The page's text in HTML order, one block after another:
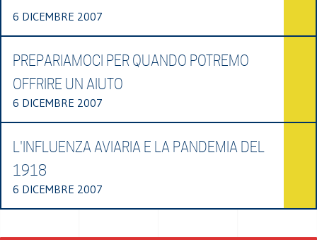
6 DICEMBRE 2007
PREPARIAMOCI PER QUANDO POTREMO
OFFRIRE UN AIUTO
6 DICEMBRE 2007
L'INFLUENZA AVIARIA E LA PANDEMIA DEL
1918
6 DICEMBRE 2007